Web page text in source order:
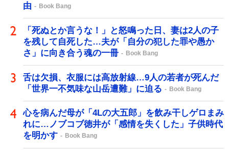
由
Book Bang
「死ぬとか言うな！」と怒鳴った日、妻は2人の子
を残して自死した…夫が「自分の犯した罪や愚か
さ」に向き合う魂の一冊
Book Bang
舌は欠損、衣服には高放射線…9人の若者が死んだ
「世界一不気味な山岳遭難」に迫る
Book Bang
心を病んだ母が「4Lの大五郎」を飲み干しゲロまみ
れに…ノブコブ徳井が「感情を失くした」子供時代
を明かす
Book Bang